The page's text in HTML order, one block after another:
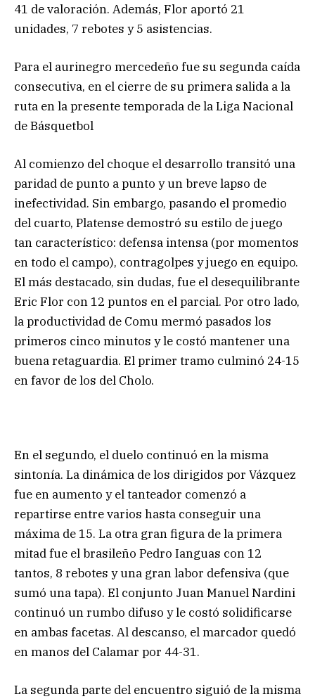
41 de valoración. Además, Flor aportó 21
unidades, 7 rebotes y 5 asistencias.
Para el aurinegro mercedeño fue su segunda caída
consecutiva, en el cierre de su primera salida a la
ruta en la presente temporada de la Liga Nacional
de Básquetbol
Al comienzo del choque el desarrollo transitó una
paridad de punto a punto y un breve lapso de
inefectividad. Sin embargo, pasando el promedio
del cuarto, Platense demostró su estilo de juego
tan característico: defensa intensa (por momentos
en todo el campo), contragolpes y juego en equipo.
El más destacado, sin dudas, fue el desequilibrante
Eric Flor con 12 puntos en el parcial. Por otro lado,
la productividad de Comu mermó pasados los
primeros cinco minutos y le costó mantener una
buena retaguardia. El primer tramo culminó 24-15
en favor de los del Cholo.
En el segundo, el duelo continuó en la misma
sintonía. La dinámica de los dirigidos por Vázquez
fue en aumento y el tanteador comenzó a
repartirse entre varios hasta conseguir una
máxima de 15. La otra gran figura de la primera
mitad fue el brasileño Pedro Ianguas con 12
tantos, 8 rebotes y una gran labor defensiva (que
sumó una tapa). El conjunto Juan Manuel Nardini
continuó un rumbo difuso y le costó solidificarse
en ambas facetas. Al descanso, el marcador quedó
en manos del Calamar por 44-31.
La segunda parte del encuentro siguió de la misma